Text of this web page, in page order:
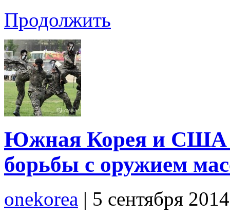
Продолжить
Южная Корея и США
борьбы с оружием
onekorea | 5 сентября